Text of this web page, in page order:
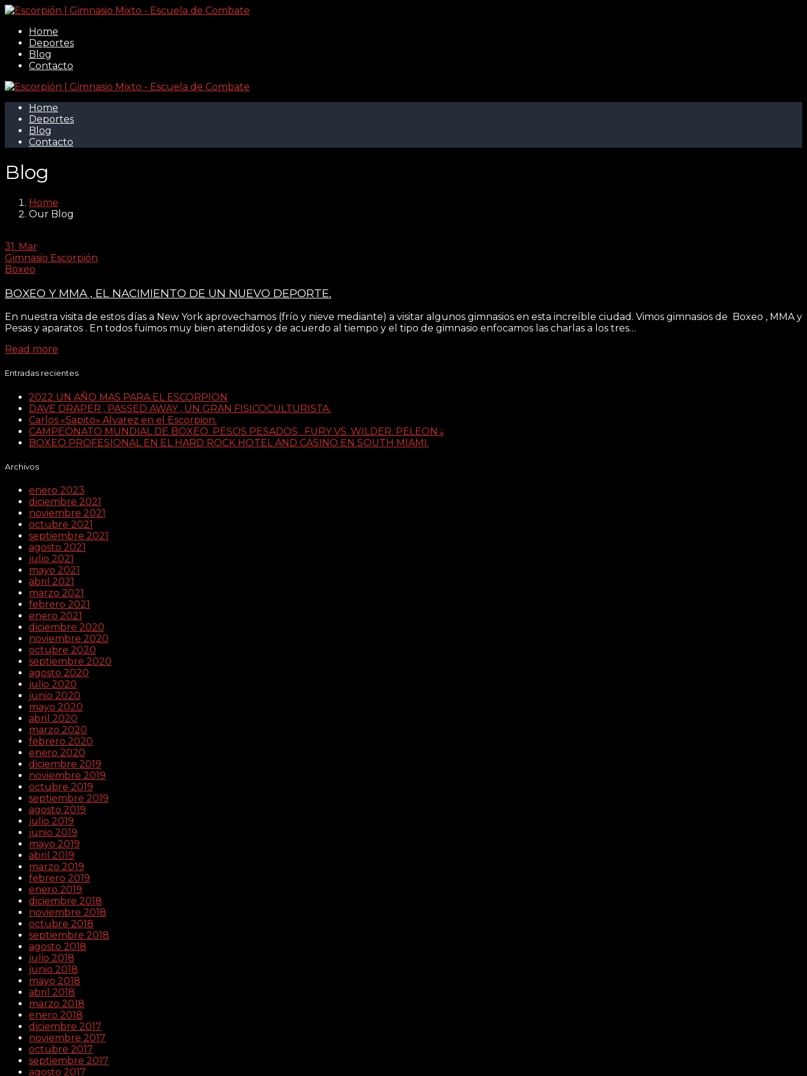
Home
Deportes
Blog
Contacto
Home
Deportes
Blog
Contacto
Blog
Home
Our Blog
31. Mar
Gimnasio Escorpión
Boxeo
BOXEO Y MMA , EL NACIMIENTO DE UN NUEVO DEPORTE.
En nuestra visita de estos días a New York aprovechamos (frío y nieve mediante) a visitar algunos gimnasios en esta increíble ciudad. Vimos gimnasios de Boxeo , MMA y
Pesas y aparatos . En todos fuimos muy bien atendidos y de acuerdo al tiempo y el tipo de gimnasio enfocamos las charlas a los tres…
Read more
Entradas recientes
2022 UN AÑO MAS PARA EL ESCORPION
DAVE DRAPER , PASSED AWAY , UN GRAN FISICOCULTURISTA.
Carlos «Sapito» Alvarez en el Escorpion.
CAMPEONATO MUNDIAL DE BOXEO. PESOS PESADOS . FURY VS. WILDER. PELEON ¡¡
BOXEO PROFESIONAL EN EL HARD ROCK HOTEL AND CASINO EN SOUTH MIAMI.
Archivos
enero 2023
diciembre 2021
noviembre 2021
octubre 2021
septiembre 2021
agosto 2021
julio 2021
mayo 2021
abril 2021
marzo 2021
febrero 2021
enero 2021
diciembre 2020
noviembre 2020
octubre 2020
septiembre 2020
agosto 2020
julio 2020
junio 2020
mayo 2020
abril 2020
marzo 2020
febrero 2020
enero 2020
diciembre 2019
noviembre 2019
octubre 2019
septiembre 2019
agosto 2019
julio 2019
junio 2019
mayo 2019
abril 2019
marzo 2019
febrero 2019
enero 2019
diciembre 2018
noviembre 2018
octubre 2018
septiembre 2018
agosto 2018
julio 2018
junio 2018
mayo 2018
abril 2018
marzo 2018
enero 2018
diciembre 2017
noviembre 2017
octubre 2017
septiembre 2017
agosto 2017